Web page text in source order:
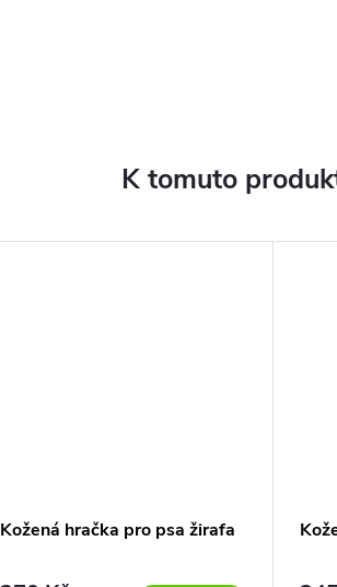
K tomuto
Kožená hračka pro psa žirafa